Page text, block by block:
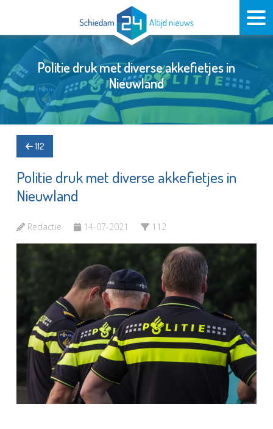
Politie druk met diverse akkefietjes in
Nieuwland
112
Politie druk met diverse akkefietjes in
Nieuwland
Redactie 14-07-2021 112